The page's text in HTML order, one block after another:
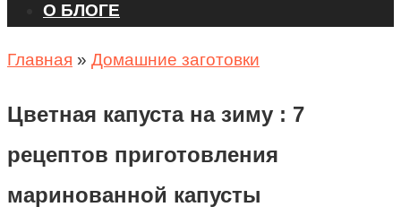
О БЛОГЕ
Главная » Домашние заготовки
Цветная капуста на зиму : 7
рецептов приготовления
маринованной капусты